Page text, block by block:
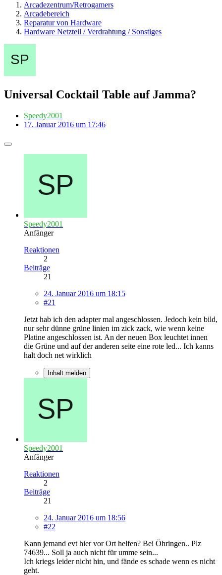
Arcadezentrum/Retrogamers
Arcadebereich
Reparatur von Hardware
Hardware Netzteil / Verdrahtung / Sonstiges
Universal Cocktail Table auf Jamma?
Speedy2001
17. Januar 2016 um 17:46
Speedy2001
Anfänger
Reaktionen
2
Beiträge
21
24. Januar 2016 um 18:15
#21
Jetzt hab ich den adapter mal angeschlossen. Jedoch kein bild,
nur sehr dünne grüne linien im zick zack, wie wenn keine
Platine angeschlossen ist. An der neuen Box leuchtet innen
die Grüne und auf der anderen seite eine rote led... Ich kanns
halt doch net wirklich
Inhalt melden
Speedy2001
Anfänger
Reaktionen
2
Beiträge
21
24. Januar 2016 um 18:56
#22
Kann jemand evt hier vor Ort helfen? Bei Öhringen.. Plz
74639... Soll ja auch nicht für umme sein...
Ich kriegs leider nicht hin, und fände es schade wenn es nicht
geht.